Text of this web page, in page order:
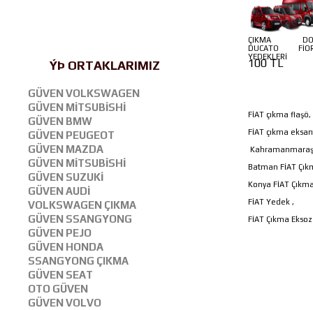
ÝÞ ORTAKLARIMIZ
GÜVEN VOLKSWAGEN
GÜVEN MİTSUBİSHİ
GÜVEN BMW
GÜVEN PEUGEOT
GÜVEN MAZDA
GÜVEN MİTSUBİSHİ
GÜVEN SUZUKİ
GÜVEN AUDİ
VOLKSWAGEN ÇIKMA
GÜVEN SSANGYONG
GÜVEN PEJO
GÜVEN HONDA
SSANGYONG ÇIKMA
GÜVEN SEAT
OTO GÜVEN
GÜVEN VOLVO
ÇIKMA
DUCATO
YEDEKLERİ
100 TL
FİAT çıkma flaşö,
FİAT çıkma
Kahramanmaraş
Batman FİAT
Konya FİAT
FİAT Yedek ,
FİAT Çıkma